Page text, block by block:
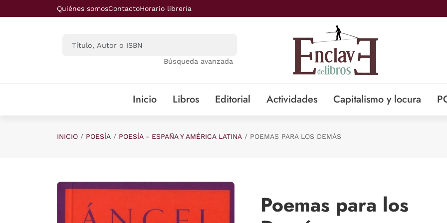
Saltar al contenido principal
Quiénes somosContactoHorario librería
Búsqueda avanzada
Inicio Libros Editorial Actividades Capitalismo y locura
INICIO POESÍA POESÍA - ESPAÑA Y AMÉRICA LATINA POEMAS PARA LOS DEMÁS
Poemas para los